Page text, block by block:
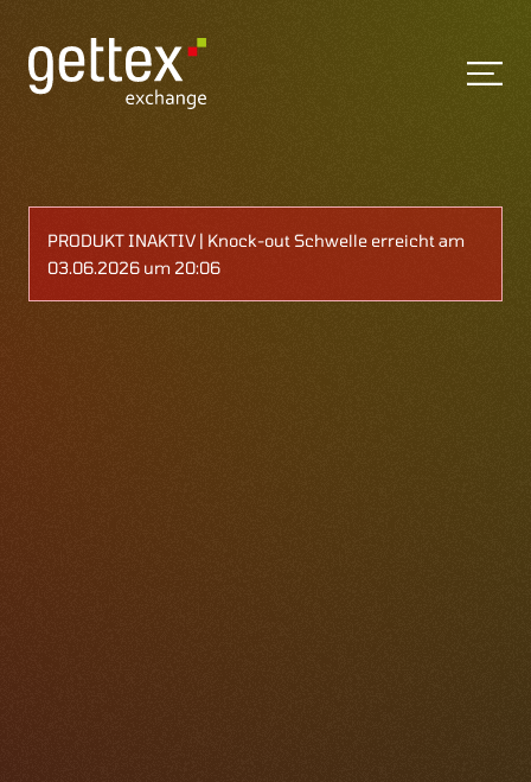
PRODUKT INAKTIV | Knock-out Schwelle erreicht am
03.06.2026 um 20:06